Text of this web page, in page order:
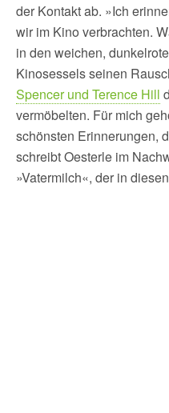
der Kontakt ab. »Ich
wir im Kino verbrachten.
in den weichen,
Kinosessels seinen
Spencer und Terence Hill
vermöbelten. Für mich
schönsten Erinnerungen,
schreibt Oesterle im
»Vatermilch«, der in